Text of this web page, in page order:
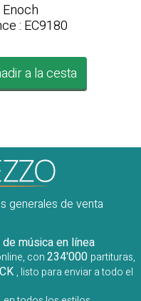
Enoch
: EC9180
a la cesta
generales de venta
música en línea
con234'000 partituras,
, listo para enviar a todo el